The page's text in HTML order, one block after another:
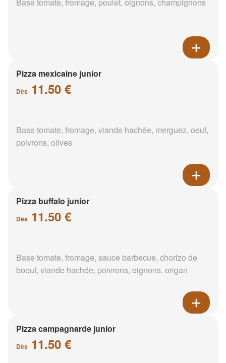
Pizza mexicaine junior
Dès 11.50 €
Base tomate, fromage, viande hachée, merguez, oeuf,
poivrons, olives
Pizza buffalo junior
Dès 11.50 €
Base tomate, fromage, sauce barbecue, chorizo de
boeuf, viande hachée, poivrons, oignons, origan
Pizza campagnarde junior
Dès 11.50 €